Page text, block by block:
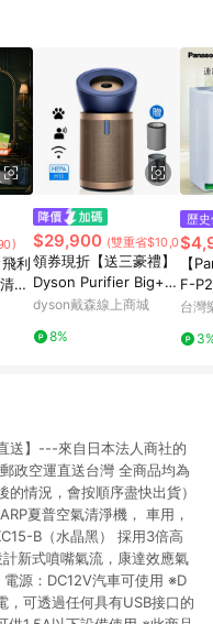
利
淨
2
$29,900 (雙重省$10,000)
領券現折【送三豪禮】
Dyson Purifier Big+Q
uiet Formaldehyde 強
淨機 BP04 (普魯士藍
dyson戴森線上商城
8%
歷
【
F-
淨機
台灣
送】---來自日本法人商社的
政空運直送台灣 全商品均為
情況，會按順序盡快出貨）
夏普空氣清淨機， 車用，
B（水晶黑） 採用3倍高
新式噴嘴氣流，康達效應氣
源：DC12V汽車可使用 ※D
可透過任何具有USB接口的